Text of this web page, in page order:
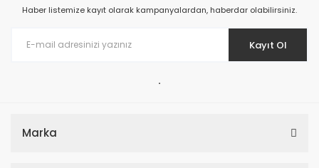
Haber listemize kayıt olarak kampanyalardan, haberdar olabilirsiniz.
Kayıt Ol
.
Marka